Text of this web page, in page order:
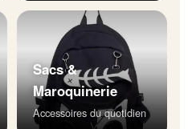
Sacs &
Maroquinerie
Accessoires du quotidien